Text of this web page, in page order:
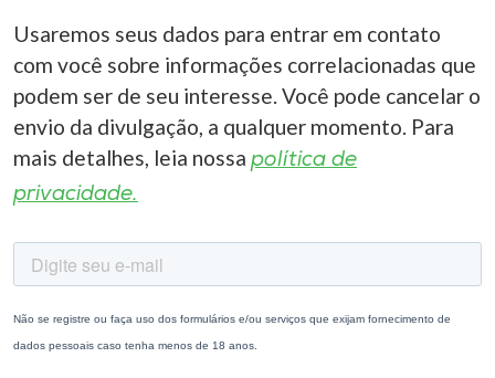
Usaremos seus dados para entrar em contato
com você sobre informações correlacionadas que
podem ser de seu interesse. Você pode cancelar o
envio da divulgação, a qualquer momento. Para
mais detalhes, leia nossa política de
privacidade.